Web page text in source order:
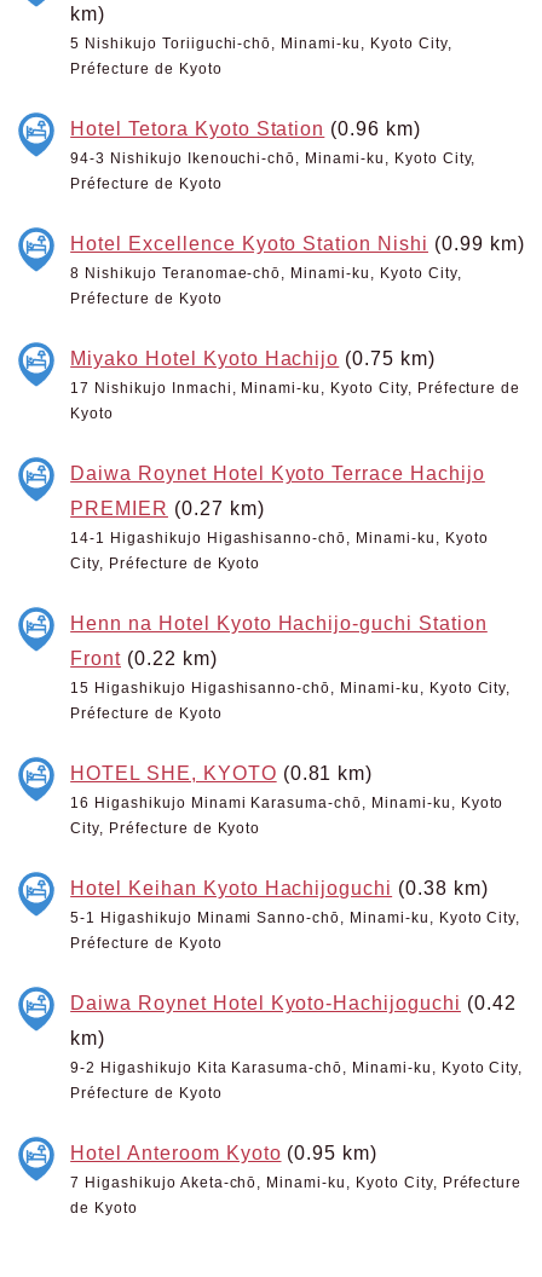
km)
5 Nishikujo Toriiguchi-chō, Minami-ku, Kyoto City,
Préfecture de Kyoto
Hotel Tetora Kyoto Station (0.96 km)
94-3 Nishikujo Ikenouchi-chō, Minami-ku, Kyoto City,
Préfecture de Kyoto
Hotel Excellence Kyoto Station Nishi (0.99 km)
8 Nishikujo Teranomae-chō, Minami-ku, Kyoto City,
Préfecture de Kyoto
Miyako Hotel Kyoto Hachijo (0.75 km)
17 Nishikujo Inmachi, Minami-ku, Kyoto City, Préfecture de
Kyoto
Daiwa Roynet Hotel Kyoto Terrace Hachijo
PREMIER (0.27 km)
14-1 Higashikujo Higashisanno-chō, Minami-ku, Kyoto
City, Préfecture de Kyoto
Henn na Hotel Kyoto Hachijo-guchi Station
Front (0.22 km)
15 Higashikujo Higashisanno-chō, Minami-ku, Kyoto City,
Préfecture de Kyoto
HOTEL SHE, KYOTO (0.81 km)
16 Higashikujo Minami Karasuma-chō, Minami-ku, Kyoto
City, Préfecture de Kyoto
Hotel Keihan Kyoto Hachijoguchi (0.38 km)
5-1 Higashikujo Minami Sanno-chō, Minami-ku, Kyoto City,
Préfecture de Kyoto
Daiwa Roynet Hotel Kyoto-Hachijoguchi (0.42
km)
9-2 Higashikujo Kita Karasuma-chō, Minami-ku, Kyoto City,
Préfecture de Kyoto
Hotel Anteroom Kyoto (0.95 km)
7 Higashikujo Aketa-chō, Minami-ku, Kyoto City, Préfecture
de Kyoto